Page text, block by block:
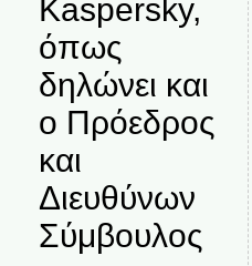
Kaspersky,
όπως
δηλώνει και
ο Πρόεδρος
και
Διευθύνων
Σύμβουλος